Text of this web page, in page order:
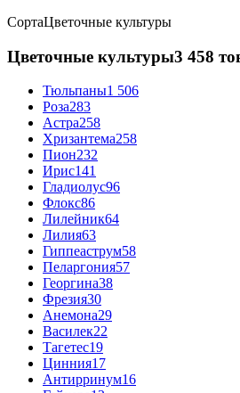
СортаЦветочные культуры
Цветочные культуры3 458
Тюльпаны1 506
Роза283
Астра258
Хризантема258
Пион232
Ирис141
Гладиолус96
Флокс86
Лилейник64
Лилия63
Гиппеаструм58
Пеларгония57
Георгина38
Фрезия30
Анемона29
Василек22
Тагетес19
Цинния17
Антирринум16